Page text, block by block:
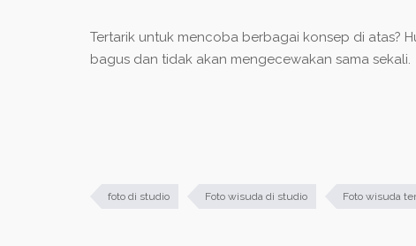
Tertarik untuk mencoba berbagai konsep di atas?
bagus dan tidak akan mengecewakan sama sekali.
foto di studio Foto wisuda di studio Foto wisuda